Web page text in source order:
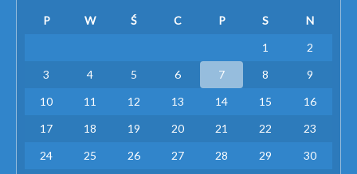
P W Ś C P S
N
1
2
3
4 5 6 7 8
9
10
11 12 13 14 15
16
17
18 19 20 21 22
23
24
25 26 27 28 29
30